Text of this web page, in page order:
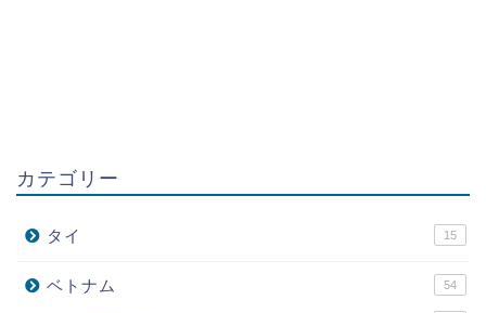
カテゴリー
タイ 15
ベトナム 54